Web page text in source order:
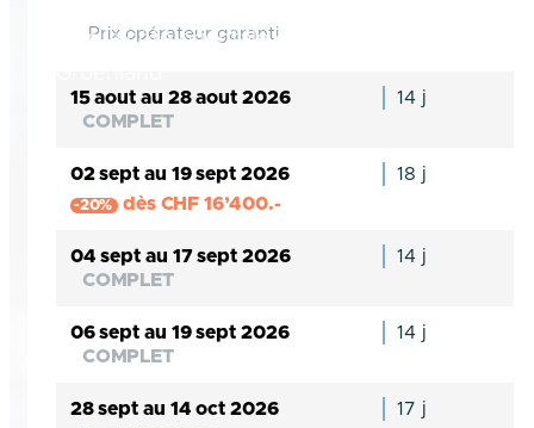
puis la côte orientale et sauvage du
Svalbard, Groenland, Islande
Prix opérateur garanti
15 aout au 28 aout 2026
14 j
COMPLET
02 sept au 19 sept 2026 18 j
-20% dès CHF 16’400.-
04 sept au 17 sept 2026
14 j
COMPLET
06 sept au 19 sept 2026
14 j
COMPLET
28 sept au 14 oct 2026
17 j